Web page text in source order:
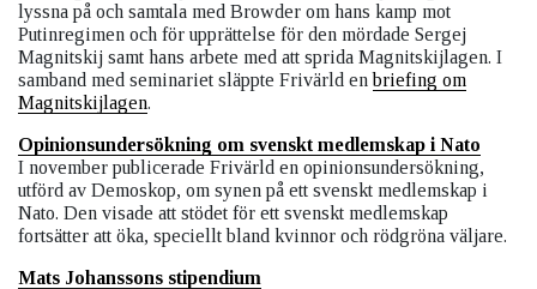
lyssna på och samtala med Browder om hans kamp mot
Putinregimen och för upprättelse för den mördade Sergej
Magnitskij samt hans arbete med att sprida Magnitskijlagen. I
samband med seminariet släppte Frivärld enbriefing om
Magnitskijlagen.
Opinionsundersökning om svenskt medlemskap i Nato
I november publicerade Frivärld en opinionsundersökning,
utförd av Demoskop, om synen på ett svenskt medlemskap i
Nato. Den visade att stödet för ett svenskt medlemskap
fortsätter att öka, speciellt bland kvinnor och rödgröna väljare.
Mats Johanssons stipendium